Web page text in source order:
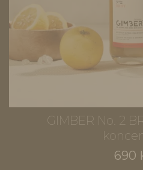
GIMBER No. 2
690